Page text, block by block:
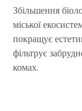
Збільшення
міської
покращує
фільтрує
комах.